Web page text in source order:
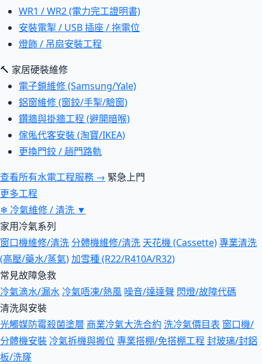
WR1 / WR2 (電力完工證明書)
安裝電掣 / USB 插座 / 拖電位
燈飾 / 吊扇安裝工程
🔨 家居硬裝維修
電子鎖維修 (Samsung/Yale)
鋁窗維修 (窗鉸/手掣/驗窗)
鑽牆與掛牆工程 (避開暗喉)
傢俬代客安裝 (淘寶/IKEA)
更換門鉸 / 趟門路軌
查看所有水電工程服務 → 緊急上門
更多工程
❄ 冷氣維修 / 清洗 ▼
家用冷氣系列
窗口機維修/清洗 分體機維修/清洗 天花機 (Cassette)專業清洗
(高壓/藥水/蒸氣)加雪種 (R22/R410A/R32)
常見故障急救
冷氣滴水/漏水 冷氣唔凍/熱風 噪音/達達聲 閃燈/故障代碼
清洗與安裝
光觸媒防霉殺菌塗層 商業冷氣大洗合約 洗冷氣價目表 窗口機/
分體機安裝 冷氣拆機與搬位 專業搭棚/免搭棚工程 封玻璃/封鋁
板/洗窿